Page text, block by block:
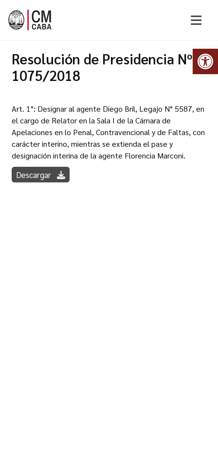
Resolución de Presidencia Nº
1075/2018
Art. 1°: Designar al agente Diego Bril, Legajo N° 5587, en
el cargo de Relator en la Sala I de la Cámara de
Apelaciones en lo Penal, Contravencional y de Faltas, con
carácter interino, mientras se extienda el pase y
designación interina de la agente Florencia Marconi.
Descargar